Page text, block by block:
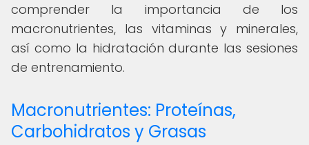
comprender la importancia de los
macronutrientes, las vitaminas y minerales,
así como la hidratación durante las sesiones
de entrenamiento.
Macronutrientes: Proteínas,
Carbohidratos y Grasas